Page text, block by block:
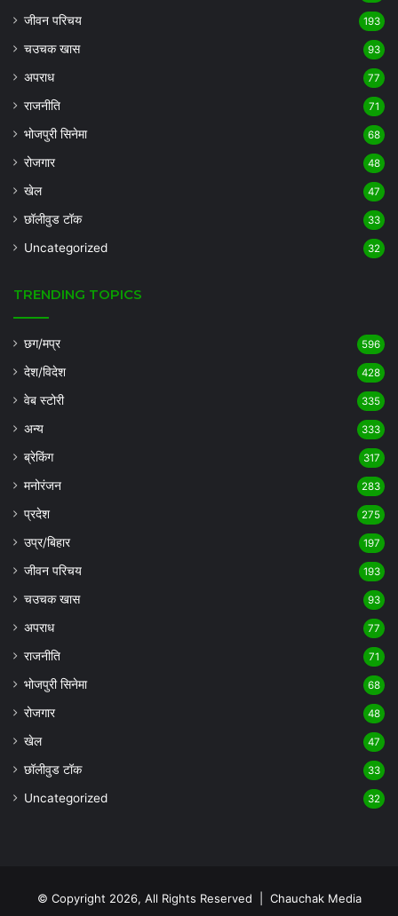
जीवन परिचय 193
चउचक खास 93
अपराध 77
राजनीति 71
भोजपुरी सिनेमा 68
रोजगार 48
खेल 47
छॉलीवुड टॉक 33
Uncategorized 32
TRENDING TOPICS
छग/मप्र 596
देश/विदेश 428
वेब स्टोरी 335
अन्य 333
ब्रेकिंग 317
मनोरंजन 283
प्रदेश 275
उप्र/बिहार 197
जीवन परिचय 193
चउचक खास 93
अपराध 77
राजनीति 71
भोजपुरी सिनेमा 68
रोजगार 48
खेल 47
छॉलीवुड टॉक 33
Uncategorized 32
© Copyright 2026, All Rights Reserved | Chauchak Media